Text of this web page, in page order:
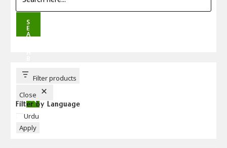
S
E
A
T
T
Filter products
Close
Filter by Language
Language
Urdu
Apply